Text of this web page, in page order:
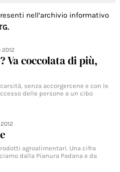
nell’archivio informativo
Va coccolata di più,
senza accorgercene e con le
delle persone a un cibo
agroalimentari. Una cifra
dalla Pianura Padana e da